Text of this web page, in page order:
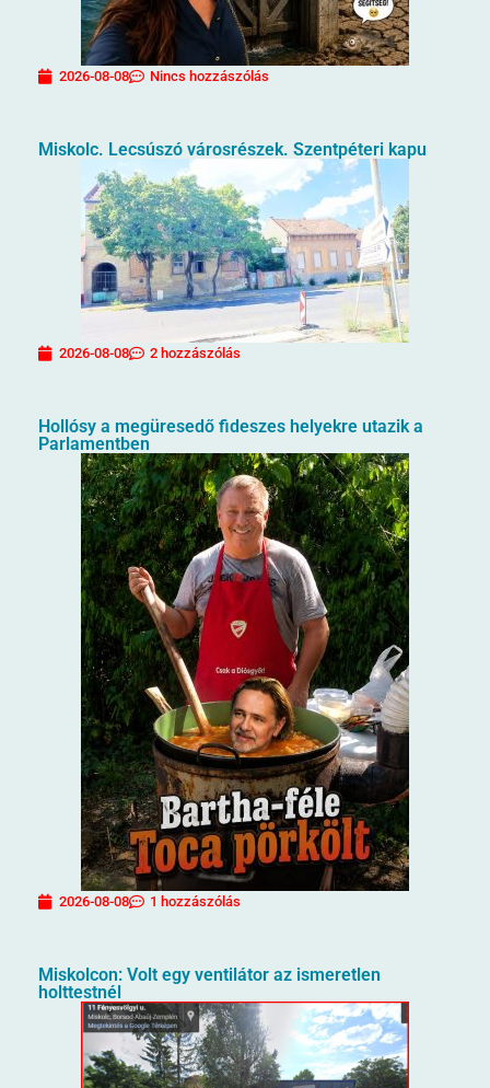
2026-08-08 Nincs hozzászólás
Miskolc. Lecsúszó városrészek. Szentpéteri kapu
2026-08-08 2 hozzászólás
Hollósy a megüresedő fideszes helyekre utazik a
Parlamentben
2026-08-08 1 hozzászólás
Miskolcon: Volt egy ventilátor az ismeretlen
holttestnél